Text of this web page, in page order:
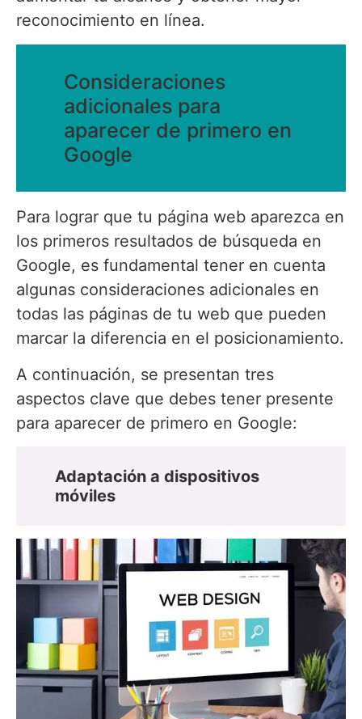
reconocimiento en línea.
Consideraciones
adicionales para
aparecer de primero en
Google
Para lograr que tu página web aparezca en
los primeros resultados de búsqueda en
Google, es fundamental tener en cuenta
algunas consideraciones adicionales en
todas las páginas de tu web que pueden
marcar la diferencia en el posicionamiento.
A continuación, se presentan tres
aspectos clave que debes tener presente
para aparecer de primero en Google:
Adaptación a dispositivos
móviles